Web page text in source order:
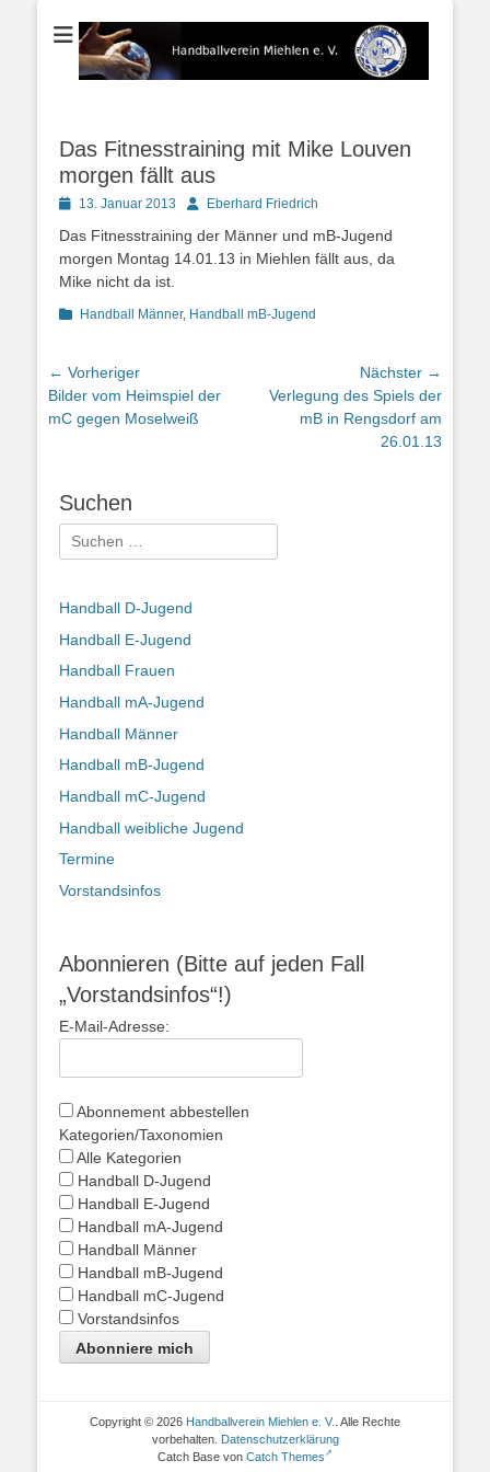
Handballverein
Miehlen e. V.
Der Handballverein im Blauen Ländchen
Das Fitnesstraining mit Mike Louven
morgen fällt aus
Posted13. Januar 2013 AutorEberhard Friedrich
Das Fitnesstraining der Männer und mB-Jugend
morgen Montag 14.01.13 in Miehlen fällt aus, da
Mike nicht da ist.
Kategorien
Handball Männer, Handball mB-Jugend
Beitragsnavigation
← Vorheriger
Vorheriger
Beitrag:
Bilder vom Heimspiel der
mC gegen Moselweiß
Nächster →
Nächster
Verlegung des Spiels der
mB in Rengsdorf am
26.01.13
Suchen
Suchen
nach:
Handball D-Jugend
Handball E-Jugend
Handball Frauen
Handball mA-Jugend
Handball Männer
Handball mB-Jugend
Handball mC-Jugend
Handball weibliche Jugend
Termine
Vorstandsinfos
Abonnieren (Bitte auf jeden Fall
„Vorstandsinfos“!)
E-Mail-Adresse:
Abonnement abbestellen
Kategorien/Taxonomien
Alle Kategorien
Handball D-Jugend
Handball E-Jugend
Handball mA-Jugend
Handball Männer
Handball mB-Jugend
Handball mC-Jugend
Vorstandsinfos
Abonniere mich
Copyright © 2026 Handballverein Miehlen e. V. . Alle Rechte
vorbehalten. Datenschutzerklärung
Catch Base von Catch Themes